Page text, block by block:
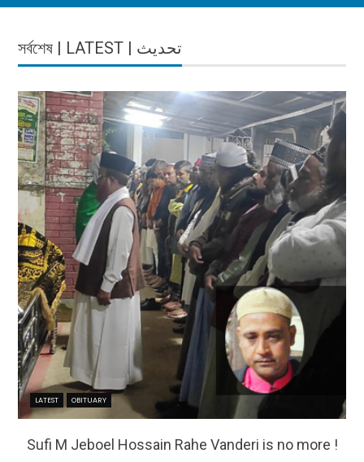
সর্বশেষ | LATEST | تحديث
LATEST OBITUARY
Sufi M Jeboel Hossain Rahe Vanderi is no more !